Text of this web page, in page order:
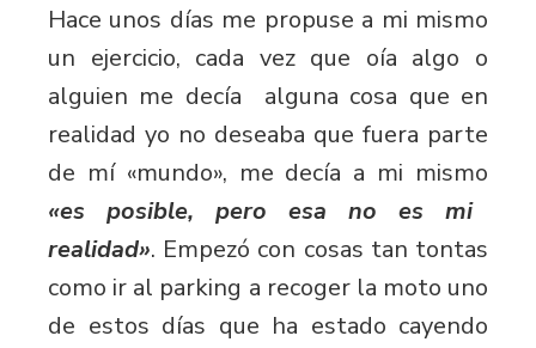
Hace unos días me propuse a mi mismo
un ejercicio, cada vez que oía algo o
alguien me decía alguna cosa que en
realidad yo no deseaba que fuera parte
de mí «mundo», me decía a mi mismo
«es posible, pero esa no es mi
realidad». Empezó con cosas tan tontas
como ir al parking a recoger la moto uno
de estos días que ha estado cayendo